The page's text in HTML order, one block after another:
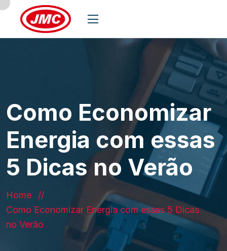
Como Economizar
Energia com essas
5 Dicas no Verão
Home
Como Economizar Energia com essas 5 Dicas
no Verão